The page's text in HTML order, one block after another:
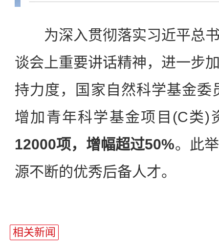
为深入贯彻落实习近平总书
谈会上重要讲话精神，进一步
持力度，国家自然科学基金委
增加青年科学基金项目(C类)
12000项，增幅超过50%。此
源不断的优秀后备人才。
相关新闻